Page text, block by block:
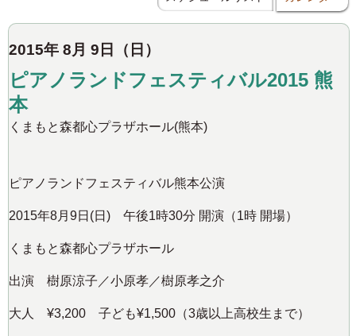
2015年 8月 9日（日）
ピアノランドフェスティバル2015 熊
本
くまもと森都心プラザホール(熊本)
ピアノランドフェスティバル熊本公演
2015年8月9日(日) 午後1時30分 開演（1時 開場）
くまもと森都心プラザホール
出演 樹原涼子／小原孝／樹原孝之介
大人 ¥3,200 子ども¥1,500（3歳以上高校生まで）